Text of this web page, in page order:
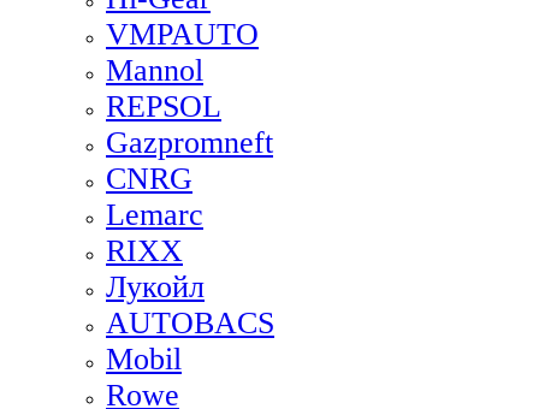
VMPAUTO
Mannol
REPSOL
Gazpromneft
CNRG
Lemarc
RIXX
Лукойл
AUTOBACS
Mobil
Rowe